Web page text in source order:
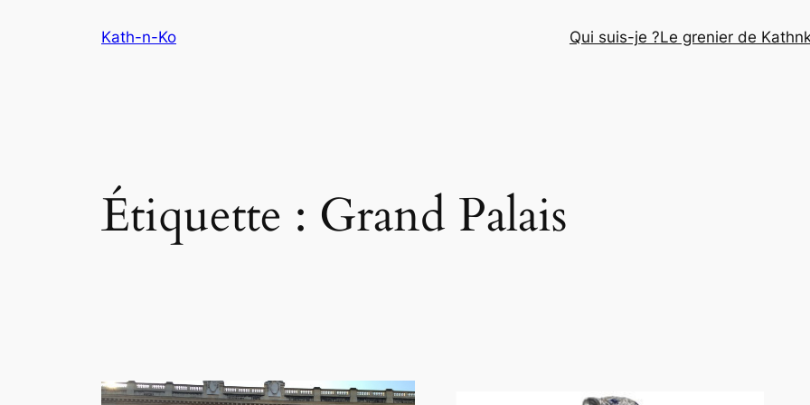
Kath-n-Ko Qui suis-je ?Le grenier de
Étiquette : Grand Palais